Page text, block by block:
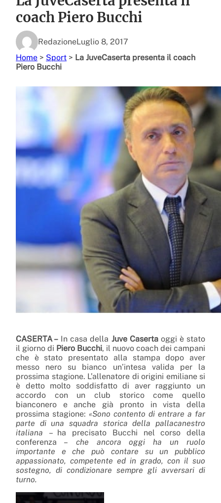
coach Piero Bucchi
RedazioneLuglio 8, 2017
Home > Sport > La JuveCaserta presenta il coach
Piero Bucchi
CASERTA – In casa della Juve Casertaoggi è stato
il giorno di Piero Bucchi, il nuovo coach dei campani
che è stato presentato alla stampa dopo aver
messo nero su bianco un’intesa valida per la
prossima stagione. L’allenatore di origini emiliane si
è detto molto soddisfatto di aver raggiunto un
accordo con un club storico come quello
bianconero e anche già pronto in vista della
prossima stagione: «Sono contento di entrare a far
parte di una squadra storica della pallacanestro
italiana – ha precisato Bucchi nel corso della
conferenza – che ancora oggi ha un ruolo
importante e che può contare su un pubblico
appassionato, competente ed in grado, con il suo
sostegno, di condizionare sempre gli avversari di
turno.